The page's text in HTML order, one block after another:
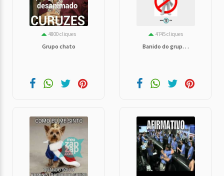
4800 cliques
Grupo chato
4745 cliques
Banido do grup. . .